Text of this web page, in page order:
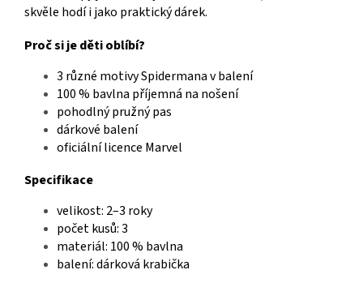
skvěle hodí i jako praktický dárek.
Proč si je děti oblíbí?
3 různé motivy Spidermana v balení
100 % bavlna příjemná na nošení
pohodlný pružný pas
dárkové balení
oficiální licence Marvel
Specifikace
velikost: 2–3 roky
počet kusů: 3
materiál: 100 % bavlna
balení: dárková krabička